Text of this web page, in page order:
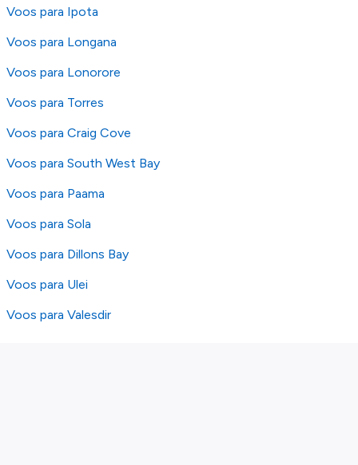
Voos para Ipota
Voos para Longana
Voos para Lonorore
Voos para Torres
Voos para Craig Cove
Voos para South West Bay
Voos para Paama
Voos para Sola
Voos para Dillons Bay
Voos para Ulei
Voos para Valesdir